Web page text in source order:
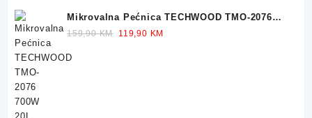
Mikrovalna Pećnica TECHWOOD TMO-2076
700W 20L
159,90KM
Original
119,90 KM